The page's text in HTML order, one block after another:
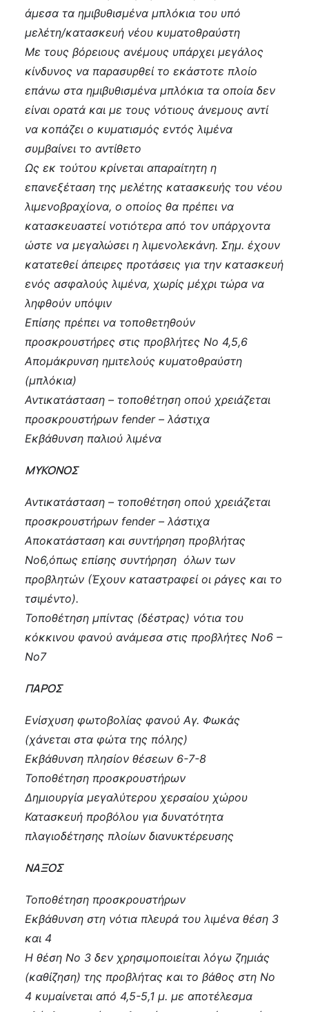
άμεσα τα ημιβυθισμένα μπλόκια του υπό
μελέτη/κατασκευή νέου κυματοθραύστη
Με τους βόρειους ανέμους υπάρχει μεγάλος
κίνδυνος να παρασυρθεί το εκάστοτε πλοίο
επάνω στα ημιβυθισμένα μπλόκια τα οποία δεν
είναι ορατά και με τους νότιους άνεμους αντί
να κοπάζει ο κυματισμός εντός λιμένα
συμβαίνει το αντίθετο
Ως εκ τούτου κρίνεται απαραίτητη η
επανεξέταση της μελέτης κατασκευής του νέου
λιμενοβραχίονα, ο οποίος θα πρέπει να
κατασκευαστεί νοτιότερα από τον υπάρχοντα
ώστε να μεγαλώσει η λιμενολεκάνη. Σημ. έχουν
κατατεθεί άπειρες προτάσεις για την κατασκευή
ενός ασφαλούς λιμένα, χωρίς μέχρι τώρα να
ληφθούν υπόψιν
Επίσης πρέπει να τοποθετηθούν
προσκρουστήρες στις προβλήτες Νο 4,5,6
Απομάκρυνση ημιτελούς κυματοθραύστη
(μπλόκια)
Αντικατάσταση – τοποθέτηση οπού χρειάζεται
προσκρουστήρων fender – λάστιχα
Εκβάθυνση παλιού λιμένα
ΜΥΚΟΝΟΣ
Αντικατάσταση – τοποθέτηση οπού χρειάζεται
προσκρουστήρων fender – λάστιχα
Αποκατάσταση και συντήρηση προβλήτας
Νο6,όπως επίσης συντήρηση όλων των
προβλητών (Έχουν καταστραφεί οι ράγες και το
τσιμέντο).
Τοποθέτηση μπίντας (δέστρας) νότια του
κόκκινου φανού ανάμεσα στις προβλήτες Νο6 –
Νο7
ΠΑΡΟΣ
Ενίσχυση φωτοβολίας φανού Αγ. Φωκάς
(χάνεται στα φώτα της πόλης)
Εκβάθυνση πλησίον θέσεων 6-7-8
Τοποθέτηση προσκρουστήρων
Δημιουργία μεγαλύτερου χερσαίου χώρου
Κατασκευή προβόλου για δυνατότητα
πλαγιοδέτησης πλοίων διανυκτέρευσης
ΝΑΞΟΣ
Τοποθέτηση προσκρουστήρων
Εκβάθυνση στη νότια πλευρά του λιμένα θέση 3
και 4
Η θέση Νο 3 δεν χρησιμοποιείται λόγω ζημιάς
(καθίζηση) της προβλήτας και το βάθος στη Νο
4 κυμαίνεται από 4,5-5,1 μ. με αποτέλεσμα